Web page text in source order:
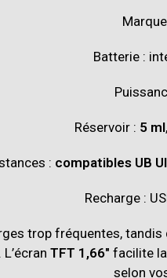
Batterie :
Réservoir : 5 ml
: compatibles UB
Recharge :
trop fréquentes,
. L’écran TFT 1,66″ facilite
selon